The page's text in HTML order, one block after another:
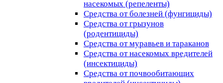
насекомых (репеленты)
Средства от болезней (фунгициды)
Средства от грызунов
(родентициды)
Средства от муравьев и тараканов
Средства от насекомых вредителей
(инсектициды)
Средства от почвообитающих